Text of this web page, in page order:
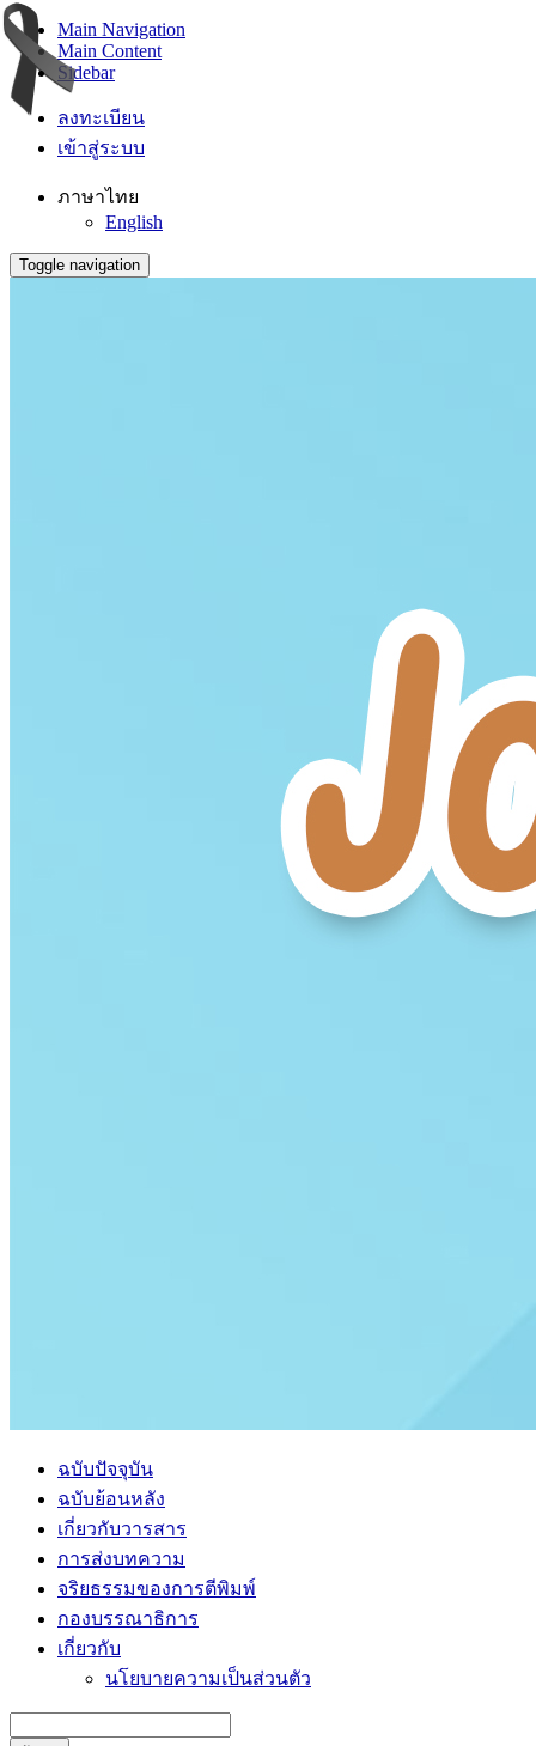
Main Navigation
Main Content
Sidebar
ลงทะเบียน
เข้าสู่ระบบ
ภาษาไทย
English
Toggle navigation
ฉบับปัจจุบัน
ฉบับย้อนหลัง
เกี่ยวกับวารสาร
การส่งบทความ
จริยธรรมของการตีพิมพ์
กองบรรณาธิการ
เกี่ยวกับ
นโยบายความเป็นส่วนตัว